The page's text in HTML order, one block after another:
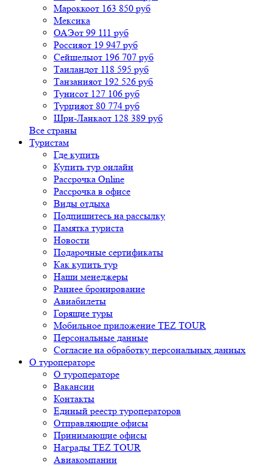
Мароккоот 163 850 руб
Мексика
ОАЭот 99 111 руб
Россияот 19 947 руб
Сейшелыот 196 707 руб
Таиландот 118 595 руб
Танзанияот 192 526 руб
Тунисот 127 106 руб
Турцияот 80 774 руб
Шри-Ланкаот 128 389 руб
Все страны
Туристам
Где купить
Купить тур онлайн
Рассрочка Online
Рассрочка в офисе
Виды отдыха
Подпишитесь на рассылку
Памятка туриста
Новости
Подарочные сертификаты
Как купить тур
Наши менеджеры
Раннее бронирование
Авиабилеты
Горящие туры
Мобильное приложение TEZ TOUR
Персональные данные
Согласие на обработку персональных данных
О туроператоре
О туроператоре
Вакансии
Контакты
Единый реестр туроператоров
Отправляющие офисы
Принимающие офисы
Награды TEZ TOUR
Авиакомпании